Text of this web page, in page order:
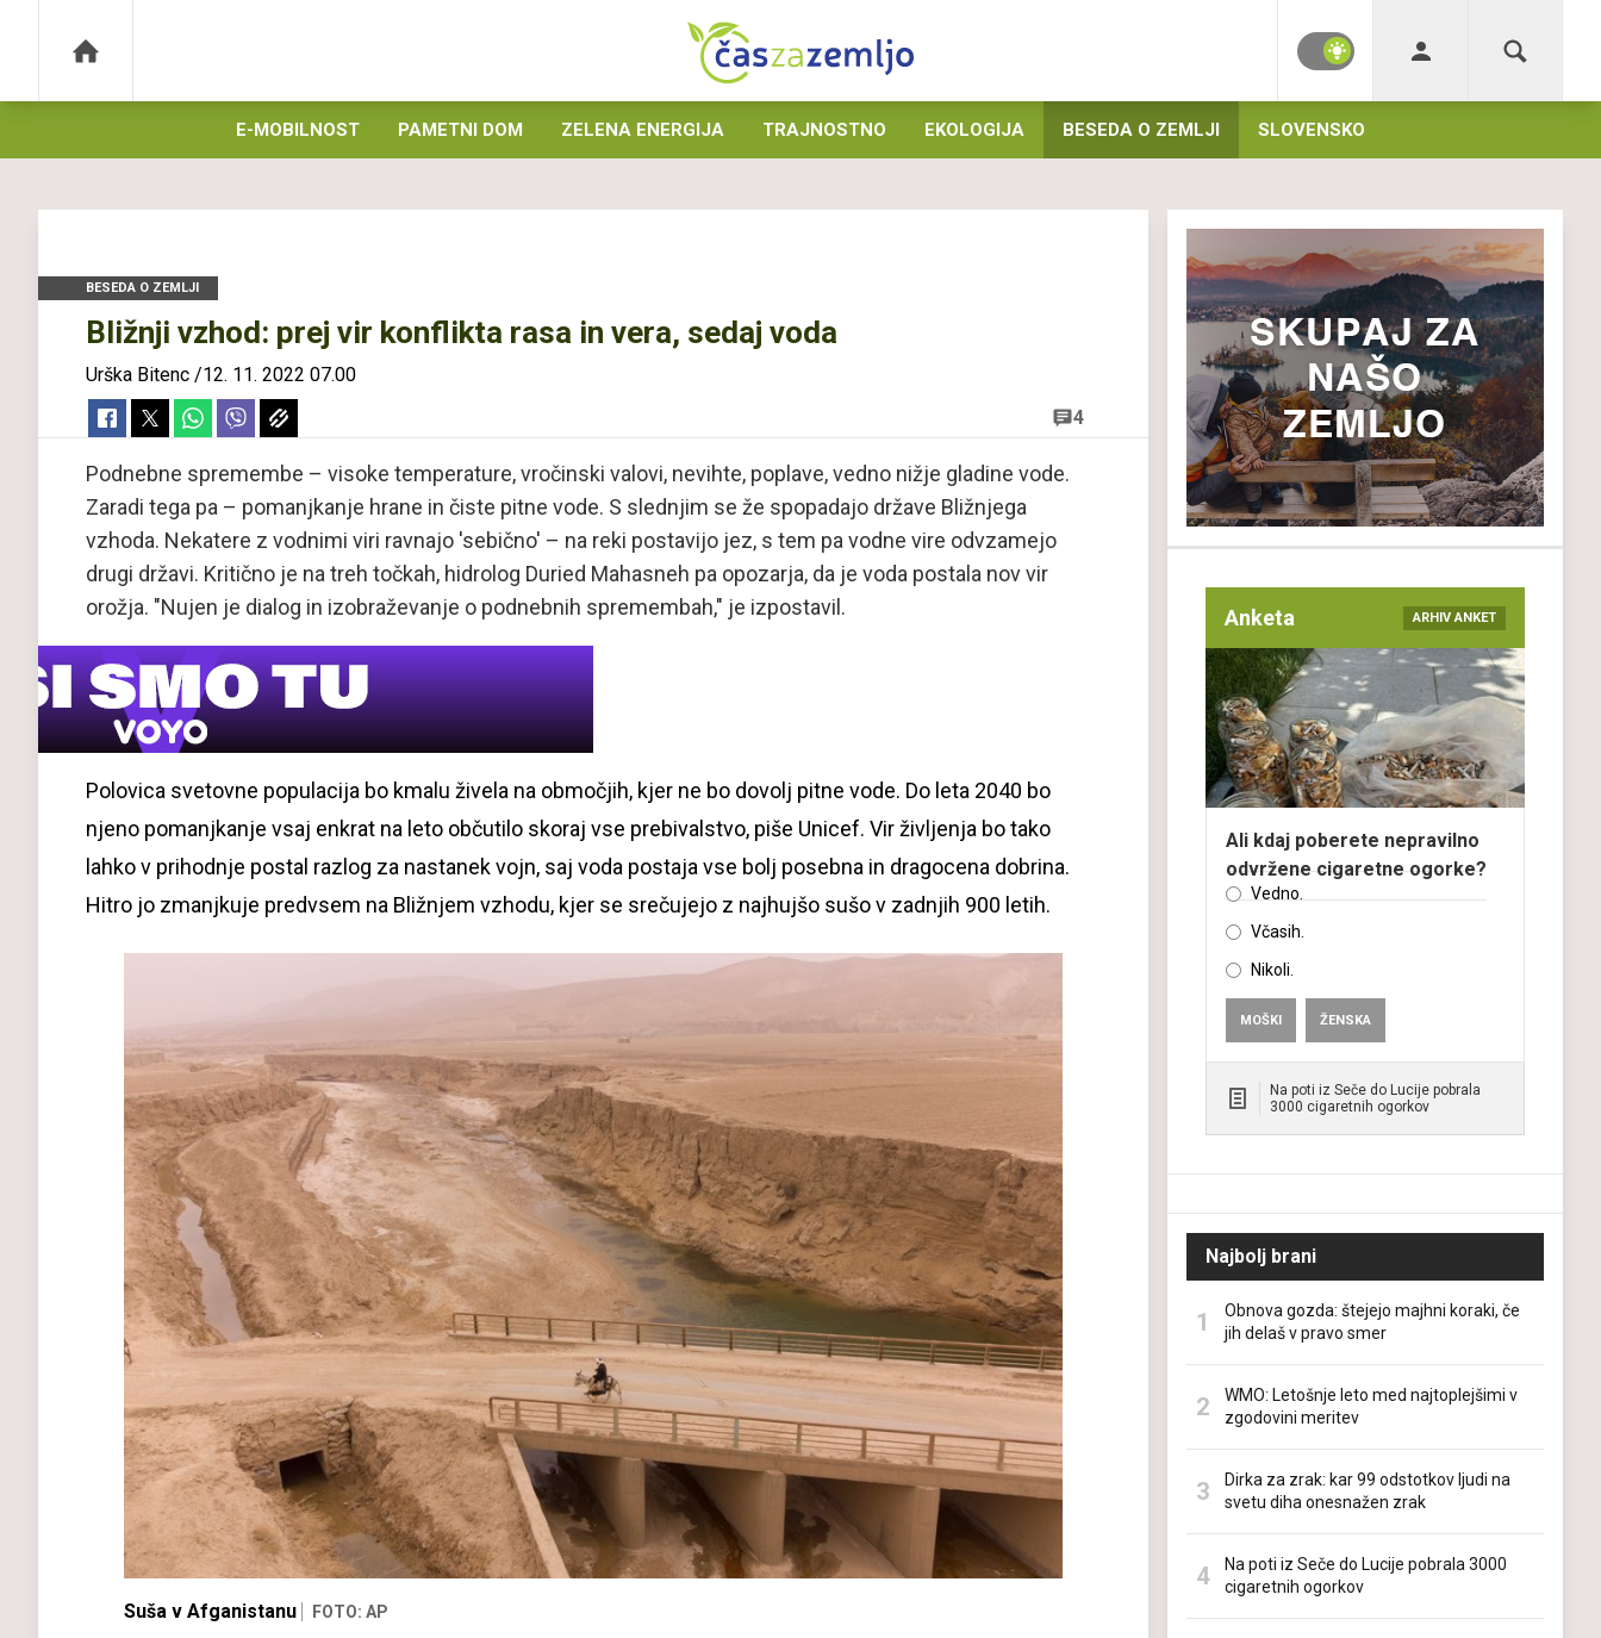
E-MOBILNOST PAMETNI DOM ZELENA ENERGIJA TRAJNOSTNO EKOLOGIJA BESEDA O ZEMLJI SLOVENSKO
BESEDA O ZEMLJI
Bližnji vzhod: prej vir konflikta rasa in vera, sedaj voda
Urška Bitenc /12. 11. 2022 07.00
4
Podnebne spremembe – visoke temperature, vročinski valovi, nevihte, poplave, vedno nižje gladine vode.
Zaradi tega pa – pomanjkanje hrane in čiste pitne vode. S slednjim se že spopadajo države Bližnjega
vzhoda. Nekatere z vodnimi viri ravnajo 'sebično' – na reki postavijo jez, s tem pa vodne vire odvzamejo
drugi državi. Kritično je na treh točkah, hidrolog Duried Mahasneh pa opozarja, da je voda postala nov vir
orožja. "Nujen je dialog in izobraževanje o podnebnih spremembah," je izpostavil.
Polovica svetovne populacija bo kmalu živela na območjih, kjer ne bo dovolj pitne vode. Do leta 2040 bo
njeno pomanjkanje vsaj enkrat na leto občutilo skoraj vse prebivalstvo, piše Unicef. Vir življenja bo tako
lahko v prihodnje postal razlog za nastanek vojn, saj voda postaja vse bolj posebna in dragocena dobrina.
Hitro jo zmanjkuje predvsem na Bližnjem vzhodu, kjer se srečujejo z najhujšo sušo v zadnjih 900 letih.
Suša v Afganistanu FOTO: AP
Anketa ARHIV ANKET
Ali kdaj poberete nepravilno
odvržene cigaretne ogorke?
Vedno.
Včasih.
Nikoli.
MOŠKI ŽENSKA
Na poti iz Seče do Lucije pobrala
3000 cigaretnih ogorkov
Najbolj brani
Obnova gozda: štejejo majhni koraki, če
jih delaš v pravo smer
WMO: Letošnje leto med najtoplejšimi v
zgodovini meritev
Dirka za zrak: kar 99 odstotkov ljudi na
svetu diha onesnažen zrak
Na poti iz Seče do Lucije pobrala 3000
cigaretnih ogorkov